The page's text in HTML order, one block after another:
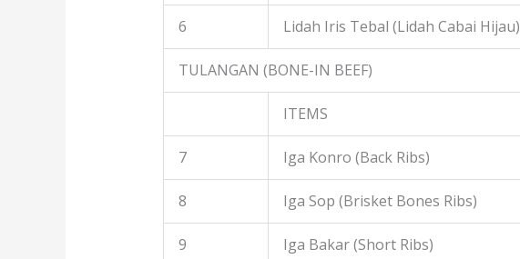
6 Lidah Iris Tebal (Lidah Cabai Hijau)
TULANGAN (BONE-IN BEEF)
ITEMS
7 Iga Konro (Back Ribs)
8 Iga Sop (Brisket Bones Ribs)
9 Iga Bakar (Short Ribs)